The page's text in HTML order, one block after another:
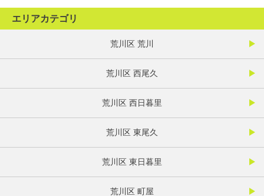
エリアカテゴリ
荒川区 荒川
荒川区 西尾久
荒川区 西日暮里
荒川区 東尾久
荒川区 東日暮里
荒川区 町屋